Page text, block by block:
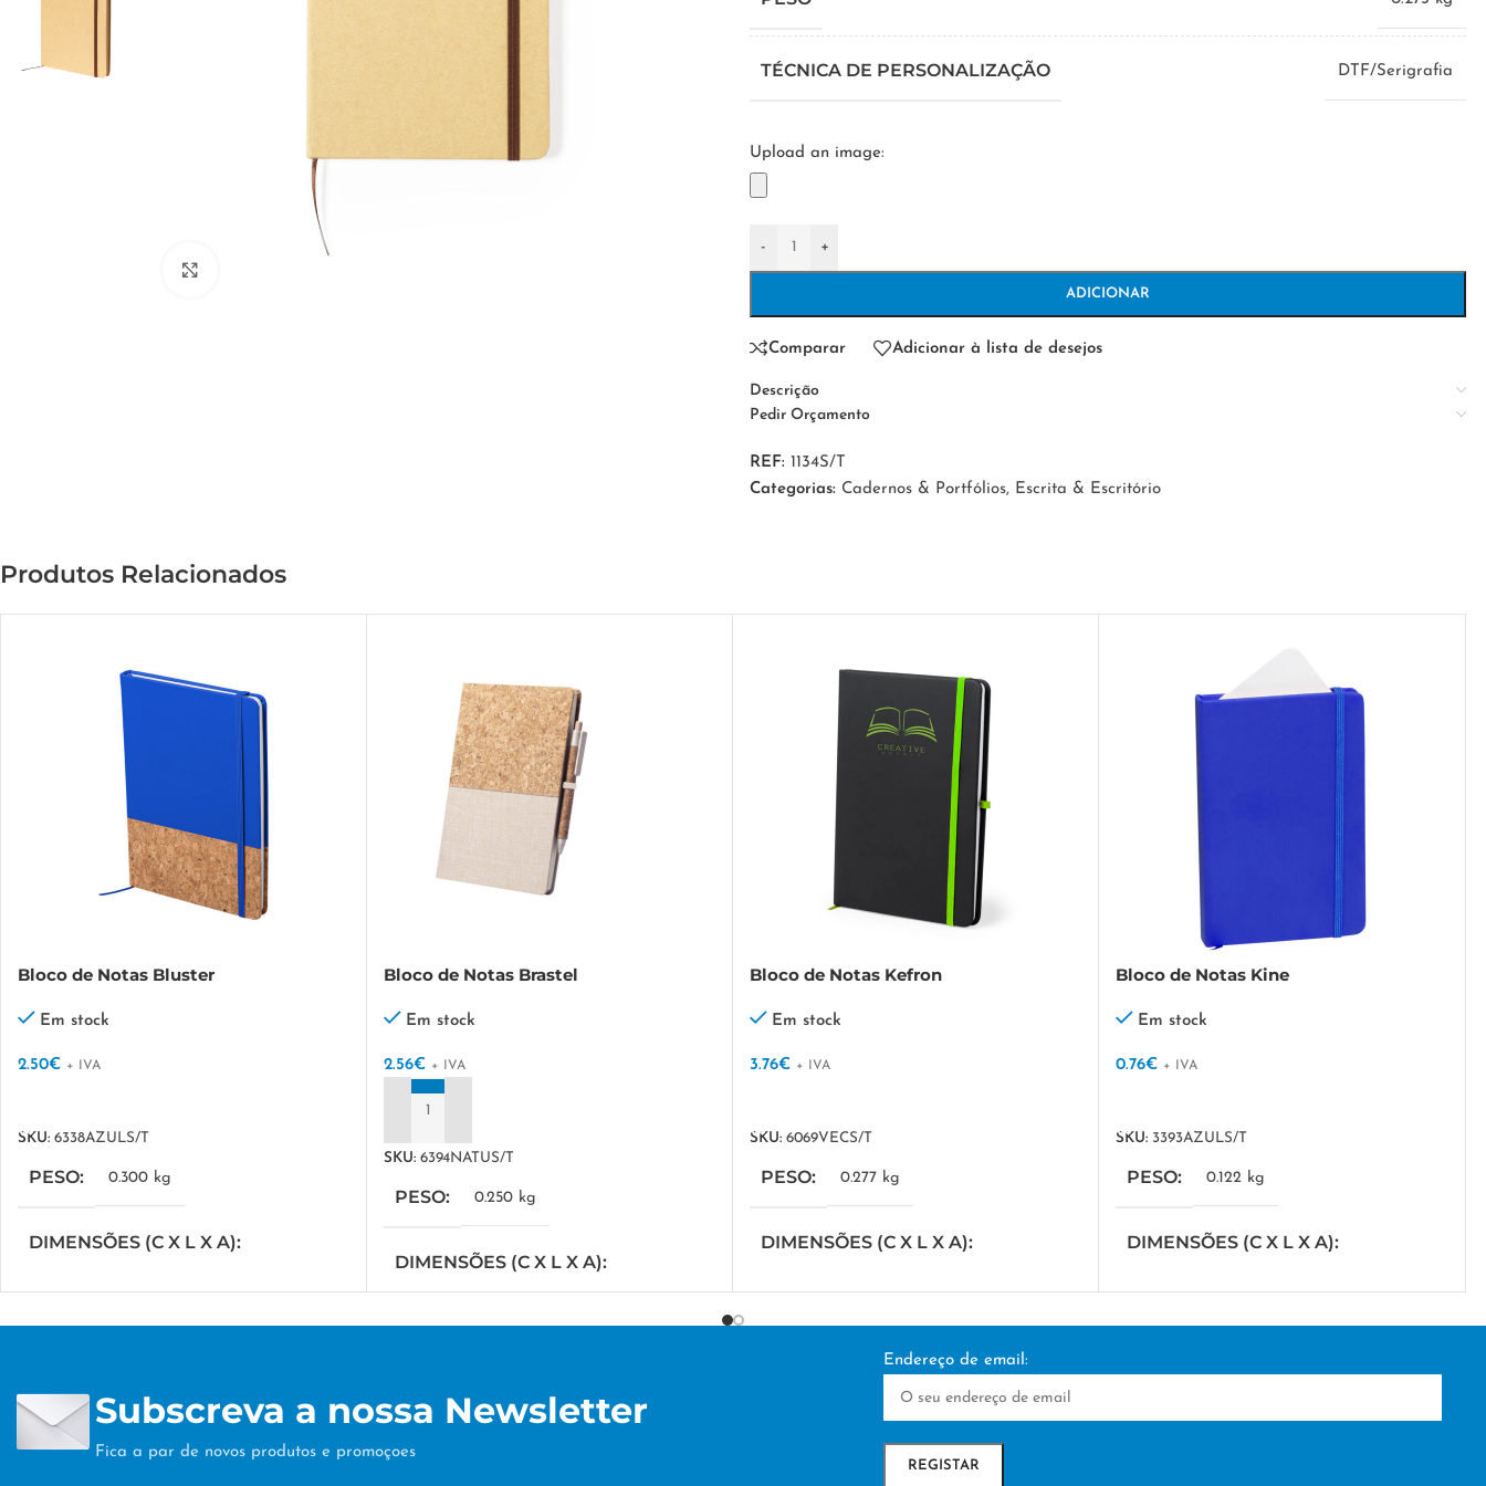
TÉCNICA DE PERSONALIZAÇÃO DTF/Serigrafia
Upload an image:
- +
ADICIONAR
Comparar Adicionar à lista de desejos
Descrição
Pedir Orçamento
REF: 1134S/T
Categorias: Cadernos & Portfólios, Escrita & Escritório
Produtos Relacionados
Bloco de Notas Bluster
Em stock
2.50€ + IVA
SKU: 6338AZULS/T
PESO 0.300 kg
DIMENSÕES (C X L X A)
DTF/Serigrafia
Bloco de Notas Brastel
Em stock
2.56€ + IVA
ADICIONAR
SKU: 6394NATUS/T
PESO 0.250 kg
DIMENSÕES (C X L X A)
Bloco de Notas Kefron
Em stock
3.76€ + IVA
SKU: 6069VECS/T
PESO 0.277 kg
DIMENSÕES (C X L X A)
TÉCNICA DE PERSONALIZAÇÃO
Bloco de Notas Kine
Em stock
0.76€ + IVA
SKU: 3393AZULS/T
PESO 0.122 kg
DIMENSÕES (C X L X A)
DTF/Serigrafia
Subscreva a nossa Newsletter
Fica a par de novos produtos e promoçoes
Endereço de email: